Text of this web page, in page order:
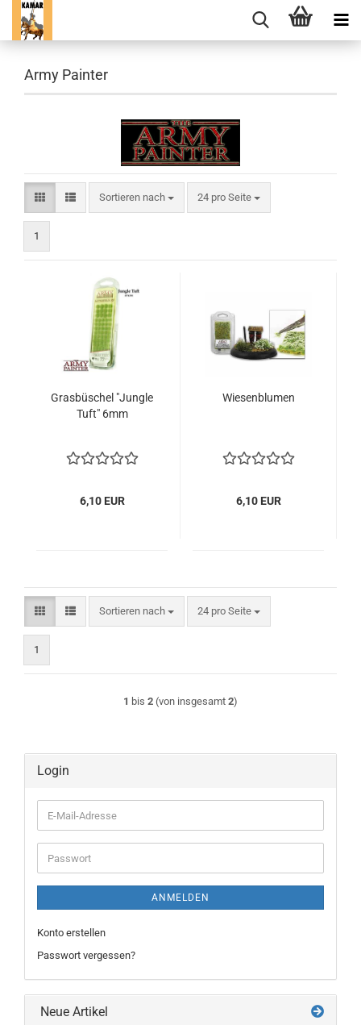
Army Painter
Sortieren nach
Sortieren nach 24 pro Seite
pro Seite
1
Grasbüschel "Jungle
Tuft" 6mm
6,10 EUR
Wiesenblumen
6,10 EUR
Sortieren nach
Sortieren nach 24 pro Seite
pro Seite
1
1 bis 2 (von insgesamt 2)
Login
E-
Mail-
Adresse
Passwort
ANMELDEN
Konto erstellen
Passwort vergessen?
Neue Artikel